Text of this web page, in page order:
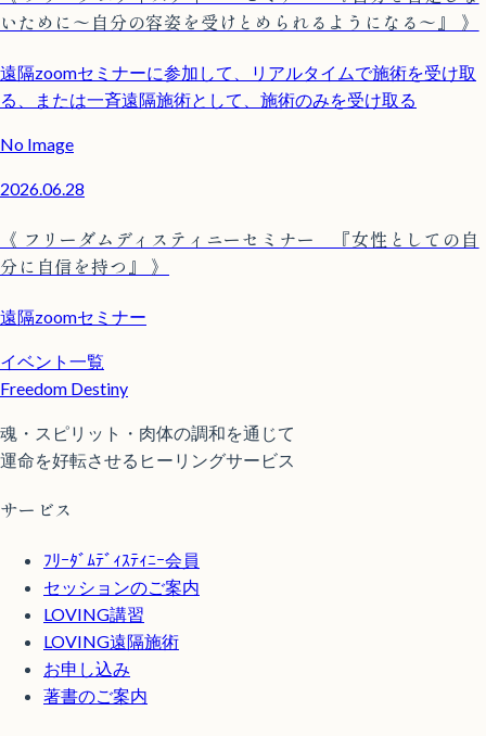
いために〜自分の容姿を受けとめられるようになる〜』 》
遠隔zoomセミナーに参加して、リアルタイムで施術を受け取
る、または一斉遠隔施術として、施術のみを受け取る
No Image
2026.06.28
《 フリーダムディスティニーセミナー 『女性としての自
分に自信を持つ』 》
遠隔zoomセミナー
イベント一覧
Freedom Destiny
魂・スピリット・肉体の調和を通じて
運命を好転させるヒーリングサービス
サービス
ﾌﾘｰﾀﾞﾑﾃﾞｨｽﾃｨﾆｰ会員
セッションのご案内
LOVING講習
LOVING遠隔施術
お申し込み
著書のご案内